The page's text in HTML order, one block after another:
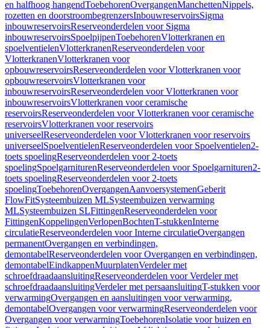
en halfhoog hangendToebehorenOvergangenManchettenNippels,
rozetten en doorstroombegrenzersInbouwreservoirsSigma
inbouwreservoirsReserveonderdelen voor Sigma
inbouwreservoirsSpoelpijpenToebehorenVlotterkranen en
spoelventielenVlotterkranenReserveonderdelen voor
VlotterkranenVlotterkranen voor
opbouwreservoirsReserveonderdelen voor Vlotterkranen voor
opbouwreservoirsVlotterkranen voor
inbouwreservoirsReserveonderdelen voor Vlotterkranen voor
inbouwreservoirsVlotterkranen voor ceramische
reservoirsReserveonderdelen voor Vlotterkranen voor ceramische
reservoirsVlotterkranen voor reservoirs
universeelReserveonderdelen voor Vlotterkranen voor reservoirs
universeelSpoelventielenReserveonderdelen voor Spoelventielen2-
toets spoelingReserveonderdelen voor 2-toets
spoelingSpoelgarniturenReserveonderdelen voor Spoelgarnituren2-
toets spoelingReserveonderdelen voor 2-toets
spoelingToebehorenOvergangenAanvoersystemenGeberit
FlowFitSysteembuizen MLSysteembuizen verwarming
MLSysteembuizen SLFittingenReserveonderdelen voor
FittingenKoppelingenVerlopenBochtenT-stukkenInterne
circulatieReserveonderdelen voor Interne circulatieOvergangen
permanentOvergangen en verbindingen,
demontabelReserveonderdelen voor Overgangen en verbindingen,
demontabelEindkappenMuurplatenVerdeler met
schroefdraadaansluitingReserveonderdelen voor Verdeler met
schroefdraadaansluitingVerdeler met persaansluitingT-stukken voor
verwarmingOvergangen en aansluitingen voor verwarming,
demontabelOvergangen voor verwarmingReserveonderdelen voor
Overgangen voor verwarmingToebehorenIsolatie voor buizen en